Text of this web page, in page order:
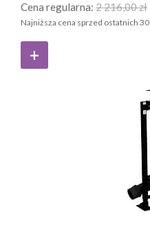
Cena regularna: 2 216,00 zł
Najniższa cena sprzed ostatnich